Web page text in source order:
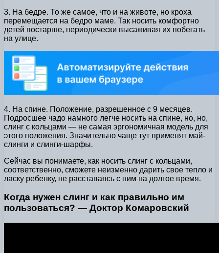
3. На бедре. То же самое, что и на животе, но кроха
перемещается на бедро маме. Так носить комфортно
детей постарше, периодически высаживая их побегать
на улице.
4. На спине. Положение, разрешенное с 9 месяцев.
Подросшее чадо намного легче носить на спине, но, но,
слинг с кольцами — не самая эргономичная модель для
этого положения. Значительно чаще тут применят май-
слинги и слинги-шарфы.
Сейчас вы понимаете, как носить слинг с кольцами,
соответственно, сможете неизменно дарить свое тепло и
ласку ребенку, не расставаясь с ним на долгое время.
Когда нужен слинг и как правильно им
пользоваться? — Доктор Комаровский